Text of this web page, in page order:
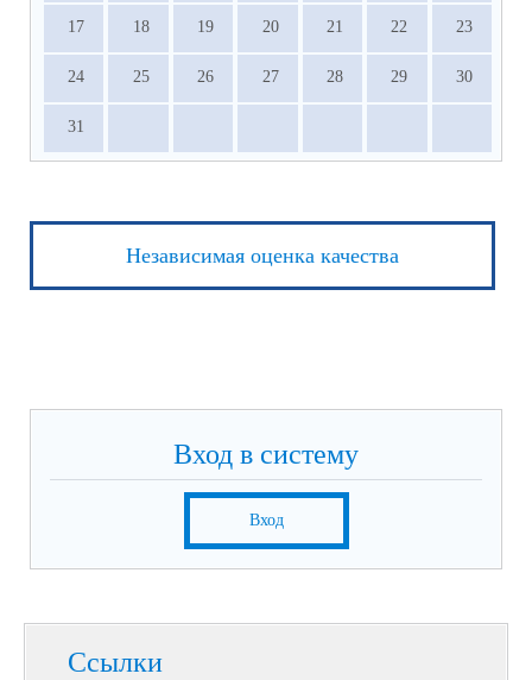
17 18 19 20 21 22 23
24 25 26 27 28 29 30
31
Независимая оценка качества
Вход в систему
Вход
Ссылки